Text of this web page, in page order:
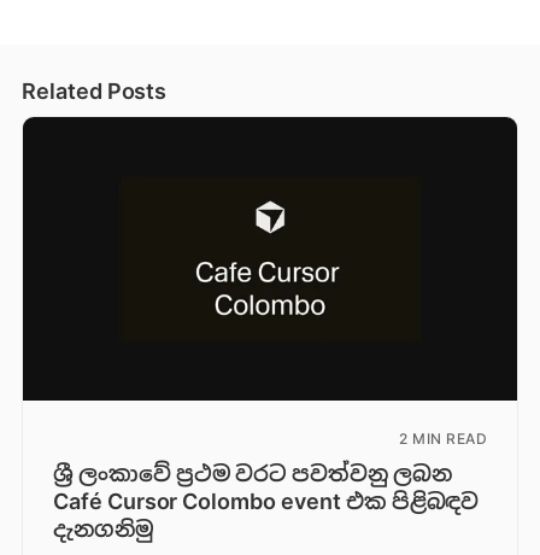
Related Posts
2 MIN READ
ශ්‍රී ලංකාවේ ප්‍රථම වරට පවත්වනු ලබන
Café Cursor Colombo event එක පිළිබඳව
දැනගනිමු